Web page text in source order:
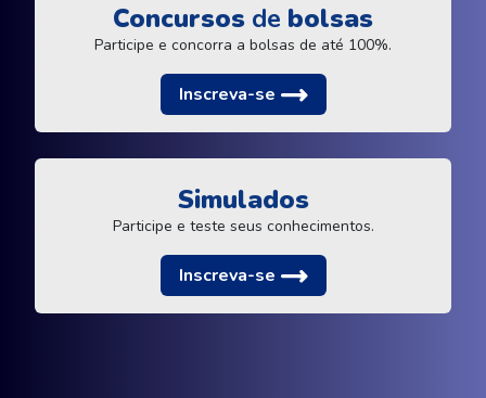
Concursos de bolsas
Participe e concorra a bolsas de até 100%.
Inscreva-se
Simulados
Participe e teste seus conhecimentos.
Inscreva-se